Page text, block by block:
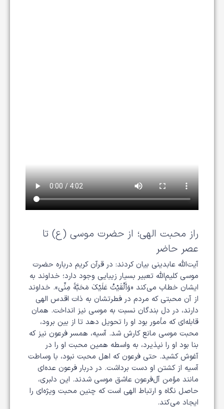
راز محبت الهی؛ از حضرت موسی (ع) تا
عصر حاضر
آیت‌الله عابدینی بیان کردند: در قرآن کریم درباره حضرت
موسی کلیم‌الله تعبیر بسیار زیبایی وجود دارد؛ خداوند به
ایشان خطاب می‌کند «وَأَلْقَيْتُ عَلَيْكَ مَحَبَّةً مِنِّي». خداوند
از آن محبتی که مردم در فطرتشان به ذات اقدس الهی
دارند، در دل بندگان نسبت به موسی نیز انداخت. همان
قابله‌ای که مأمور بود او را تحویل دهد تا از بین برود،
محبت موسی مانع کارش شد. آسیه، همسر فرعون نیز که
بنا بود او را نپذیرد، به واسطه همین محبت او را در
آغوش کشید. حتی فرعون که اهل محبت نبود، با وساطت
آسیه از کشتن او دست برداشت. در دربار فرعون عده‌ای
مانند مؤمن آل‌فرعون عاشق موسی شدند. این دلبری،
حاصل نگاه و ارتباط الهی است که چنین محبت ویژه‌ای را
ایجاد می‌کند.